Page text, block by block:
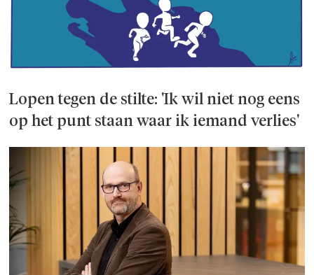
Lopen tegen de stilte: 'Ik wil niet nog eens
op het punt staan waar ik iemand verlies'